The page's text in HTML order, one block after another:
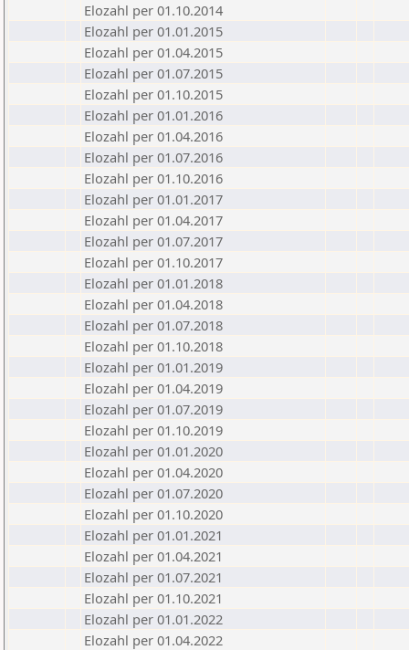
Elozahl per 01.10.2014
Elozahl per 01.01.2015
Elozahl per 01.04.2015
Elozahl per 01.07.2015
Elozahl per 01.10.2015
Elozahl per 01.01.2016
Elozahl per 01.04.2016
Elozahl per 01.07.2016
Elozahl per 01.10.2016
Elozahl per 01.01.2017
Elozahl per 01.04.2017
Elozahl per 01.07.2017
Elozahl per 01.10.2017
Elozahl per 01.01.2018
Elozahl per 01.04.2018
Elozahl per 01.07.2018
Elozahl per 01.10.2018
Elozahl per 01.01.2019
Elozahl per 01.04.2019
Elozahl per 01.07.2019
Elozahl per 01.10.2019
Elozahl per 01.01.2020
Elozahl per 01.04.2020
Elozahl per 01.07.2020
Elozahl per 01.10.2020
Elozahl per 01.01.2021
Elozahl per 01.04.2021
Elozahl per 01.07.2021
Elozahl per 01.10.2021
Elozahl per 01.01.2022
Elozahl per 01.04.2022